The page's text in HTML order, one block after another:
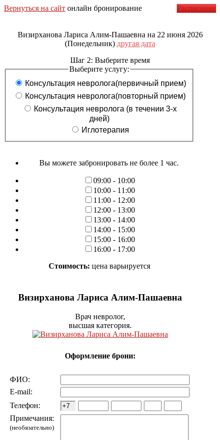
Вернуться на сайт онлайн бронирование Расписание
Визирханова Лариса Алим-Пашаевна на 22 июня 2026
(Понедельник) другая дата
Шаг 2: Выберите время
Выберите услугу:
Консультация невролога(первичный прием)
Консультация невролога(повторный прием)
Консультация невролога (в течении 3-х
дней)
Иглотерапия
Вы можете забронировать не более 1 час.
09:00 - 10:00
10:00 - 11:00
11:00 - 12:00
12:00 - 13:00
13:00 - 14:00
14:00 - 15:00
15:00 - 16:00
16:00 - 17:00
Стоимость: цена варьируется
Визирханова Лариса Алим-Пашаевна
Врач невролог,
высшая категория.
Оформление брони:
ФИО:
E-mail:
Телефон:
Примечания:
(необязательно)